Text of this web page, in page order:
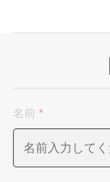
名前 *